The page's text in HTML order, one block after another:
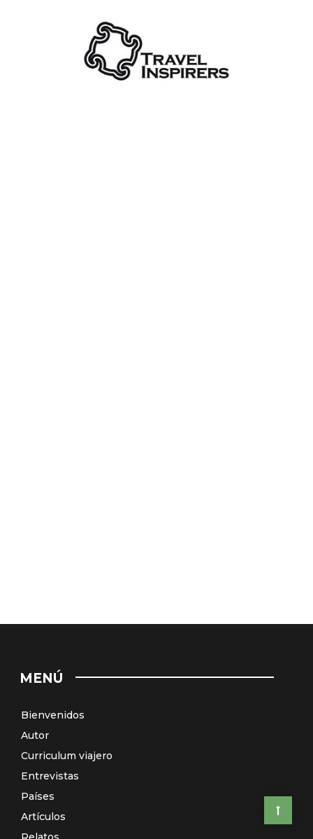
MENÚ
Bienvenidos
Autor
Curriculum viajero
Entrevistas
Países
Artículos